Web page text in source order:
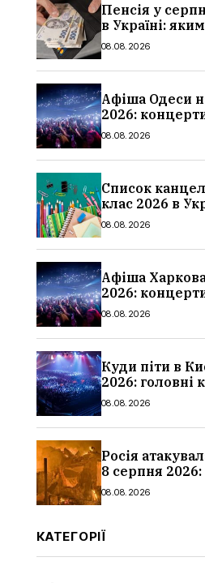
Пенсія у
в Україні:
мінімальні та
суми
08.08.2026
Афіша Одеси
2026:
ціни квитків
08.08.2026
Список
клас 2026 в
повний чек-
08.08.2026
Афіша
2026:
ціни квитків
08.08.2026
Куди піти в
2026: головні
місяця, дати,
08.08.2026
Росія
8 серпня
троє людей,
08.08.2026
КАТЕГОРІЇ